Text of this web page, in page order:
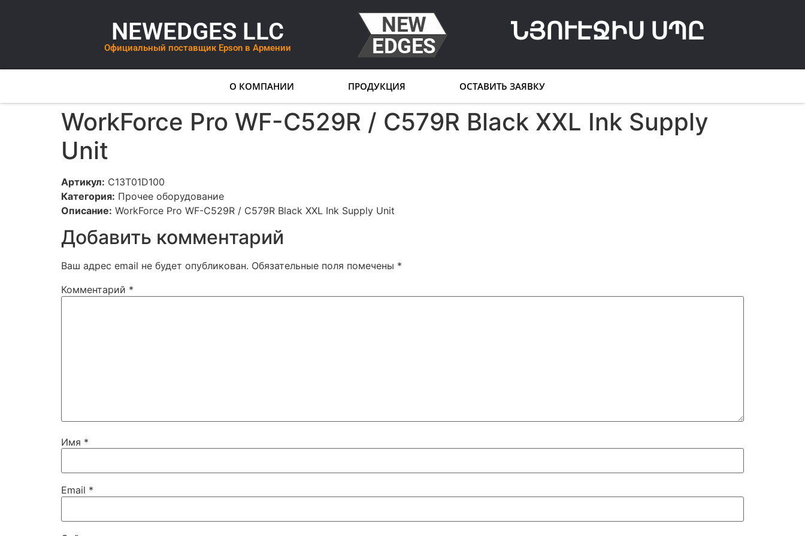
NEWEDGES LLC
Официальный поставщик Epson в Армении
ՆՅՈՒԷՋԻՍ ՍՊԸ
О КОМПАНИИ ПРОДУКЦИЯ ОСТАВИТЬ ЗАЯВКУ
WorkForce Pro WF-C529R / C579R Black XXL Ink Supply
Unit
Артикул: C13T01D100
Категория: Прочее оборудование
Описание: WorkForce Pro WF-C529R / C579R Black XXL Ink Supply Unit
Добавить комментарий
Ваш адрес email не будет опубликован. Обязательные поля помечены *
Комментарий *
Имя *
Email *